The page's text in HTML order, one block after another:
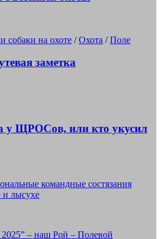
собаки на охоте /Охота /Поле
заметка
у ЩРОСов, или кто укусил
командные состязания
и лысухе
2025” – наш Рой – Полевой